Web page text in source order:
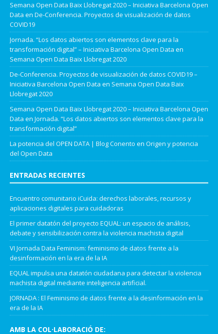
Semana Open Data Baix Llobregat 2020 – Iniciativa Barcelona Open
Data en De-Conferencia. Proyectos de visualización de datos
COVID19
Jornada. “Los datos abiertos son elementos clave para la
transformación digital” – Iniciativa Barcelona Open Data en
Semana Open Data Baix Llobregat 2020
De-Conferencia. Proyectos de visualización de datos COVID19 –
Iniciativa Barcelona Open Data en Semana Open Data Baix
Llobregat 2020
Semana Open Data Baix Llobregat 2020 – Iniciativa Barcelona Open
Data en Jornada. “Los datos abiertos son elementos clave para la
transformación digital”
La potencia del OPEN DATA | Blog Conento en Origen y potencia
del Open Data
ENTRADAS RECIENTES
Encuentro comunitario iCuida: derechos laborales, recursos y
aplicaciones digitales para cuidadoras
El primer datatón del proyecto EQUAL: un espacio de análisis,
debate y sensibilización contra la violencia machista digital
VI Jornada Data Feminism: feminismo de datos frente a la
desinformación en la era de la IA
EQUAL impulsa una datatón ciudadana para detectar la violencia
machista digital mediante inteligencia artificial.
JORNADA : El Feminismo de datos frente a la desinformación en la
era de la IA
AMB LA COL·LABORACIÓ DE: